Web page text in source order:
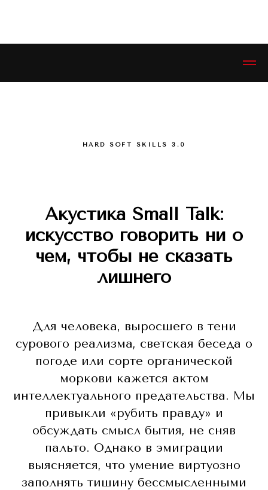
HARD SOFT SKILLS 3.0
Акустика Small Talk:
искусство говорить ни о
чем, чтобы не сказать
лишнего
Для человека, выросшего в тени
сурового реализма, светская беседа о
погоде или сорте органической
моркови кажется актом
интеллектуального предательства. Мы
привыкли «рубить правду» и
обсуждать смысл бытия, не сняв
пальто. Однако в эмиграции
выясняется, что умение виртуозно
заполнять тишину бессмысленными